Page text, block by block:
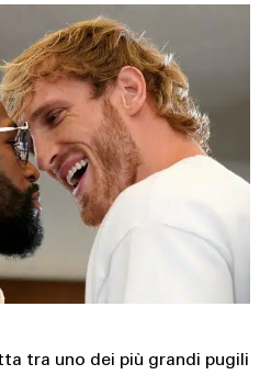
TECH
tra uno dei più grandi pugili